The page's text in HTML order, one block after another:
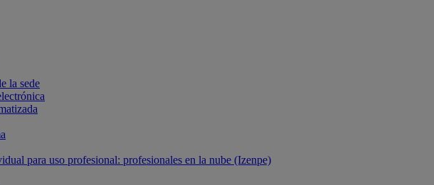
la sede
para uso profesional: profesionales en la nube (Izenpe)